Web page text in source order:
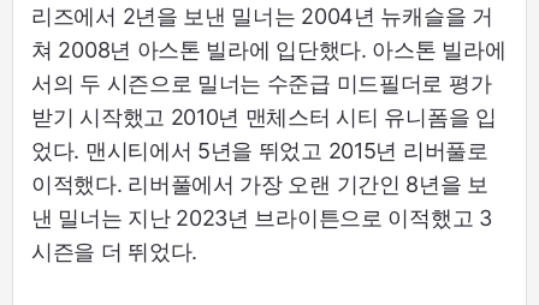
리즈에서 2년을 보낸 밀너는 2004년 뉴캐슬을 거
쳐 2008년 아스톤 빌라에 입단했다. 아스톤 빌라에
서의 두 시즌으로 밀너는 수준급 미드필더로 평가
받기 시작했고 2010년 맨체스터 시티 유니폼을 입
었다. 맨시티에서 5년을 뛰었고 2015년 리버풀로
이적했다. 리버풀에서 가장 오랜 기간인 8년을 보
낸 밀너는 지난 2023년 브라이튼으로 이적했고 3
시즌을 더 뛰었다.